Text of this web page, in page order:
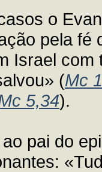
o
pela
Israel com
(Mc
5,34).
pai do